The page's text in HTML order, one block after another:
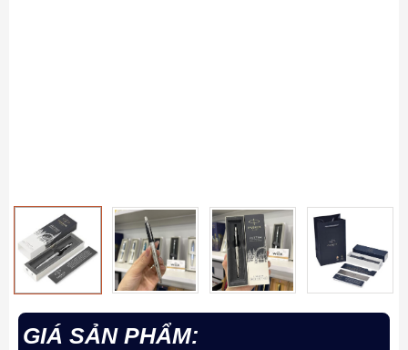
GIÁ SẢN PHẨM: